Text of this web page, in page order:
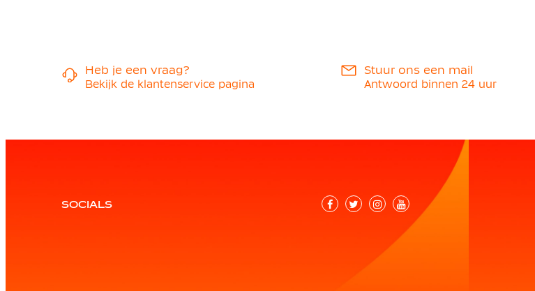
Heb je een vraag?
Bekijk de klantenservice pagina
Stuur ons een mail
Antwoord binnen 24 uur
SOCIALS